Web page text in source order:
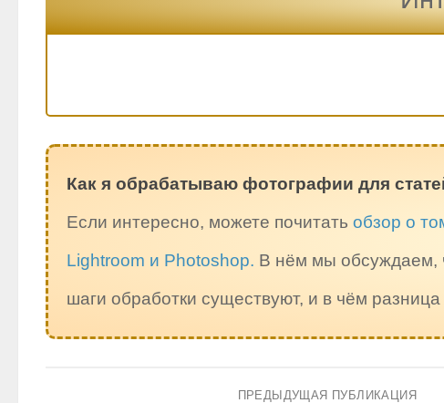
Как я обрабатываю фотографии для
Если интересно, можете почитать обзор о
Lightroom и Photoshop. В нём мы обсуждаем,
шаги обработки существуют, и в чём
ПРЕДЫДУЩАЯ ПУБЛИКАЦИЯ